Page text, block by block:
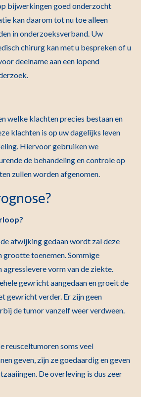
bijwerkingen goed onderzocht
kan daarom tot nu toe alleen
in onderzoeksverband. Uw
chirurg kan met u bespreken of u
deelname aan een lopend
welke klachten precies bestaan en
klachten is op uw dagelijks leven
Hiervoor gebruiken we
de behandeling en controle op
zullen worden afgenomen.
afwijking gedaan wordt zal deze
grootte toenemen. Sommige
vorm van de ziekte.
gewricht aangedaan en groeit de
gewricht verder. Er zijn geen
de tumor vanzelf weer verdween.
reusceltumoren soms veel
geven, zijn ze goedaardig en geven
De overleving is dus zeer